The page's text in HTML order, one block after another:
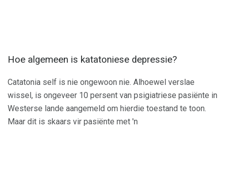
Hoe algemeen is katatoniese depressie?
Catatonia self is nie ongewoon nie. Alhoewel verslae
wissel, is ongeveer 10 persent van psigiatriese pasiënte in
Westerse lande aangemeld om hierdie toestand te toon.
Maar dit is skaars vir pasiënte met 'n